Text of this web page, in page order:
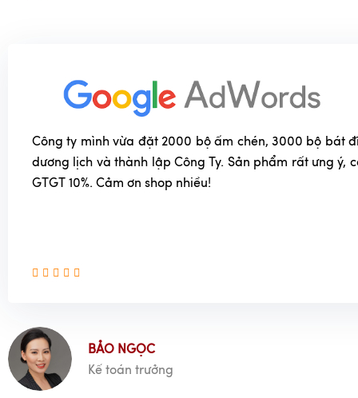
Công ty mình vừa đặt 2000 bộ ấm chén, 3000 bộ bát
dương lịch và thành lập Công Ty. Sản phẩm rất ưng ý,
GTGT 10%. Cảm ơn shop nhiều!
BẢO NGỌC
Kế toán trưởng